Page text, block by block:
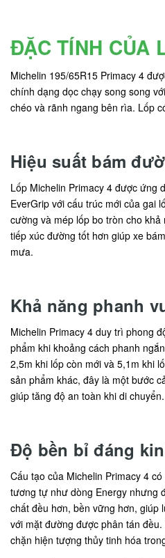
ĐẶC TÍNH CỦA
Michelin 195/65R15 Primacy 4
chính dạng dọc chạy song song
chéo và rãnh ngang bên rìa. Lốp
Hiệu suất bám
Lốp Michelin Primacy 4 được ứng
EverGrip với cấu trúc mới của gai
cường và mép lốp bo tròn cho
tiếp xúc đường tốt hơn giúp xe
mưa.
Khả năng phanh
Michelin Primacy 4 duy trì phong
phẩm khi khoảng cách phanh
2,5m khi lốp còn mới và 5,1m khi
sản phẩm khác, đây là một bước
giúp tăng độ an toàn khi di chuyển.
Độ bền bỉ đáng
Cấu tạo của Michelin Primacy 4
tương tự như dòng Energy nhưng
chất đều hơn, bền vững hơn, giúp
với mặt đường được phân tán
chặn hiện tượng thủy tinh hóa